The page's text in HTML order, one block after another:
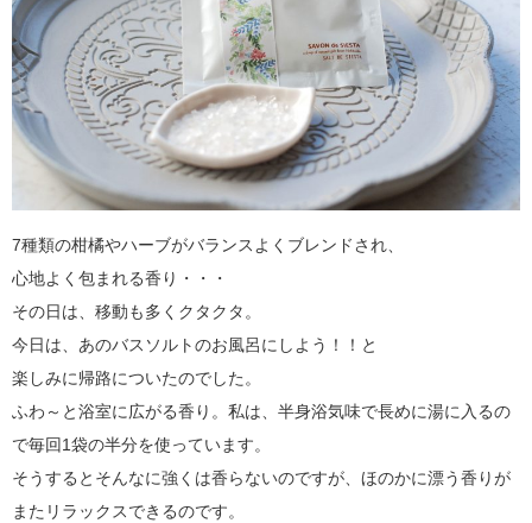
7種類の柑橘やハーブがバランスよくブレンドされ、
心地よく包まれる香り・・・
その日は、移動も多くクタクタ。
今日は、あのバスソルトのお風呂にしよう！！と
楽しみに帰路についたのでした。
ふわ～と浴室に広がる香り。私は、半身浴気味で長めに湯に入るの
で毎回1袋の半分を使っています。
そうするとそんなに強くは香らないのですが、ほのかに漂う香りが
またリラックスできるのです。